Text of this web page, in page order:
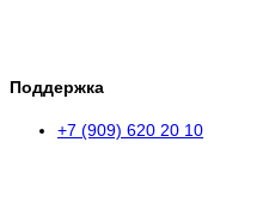
Поддержка
+7 (909) 620 20 10